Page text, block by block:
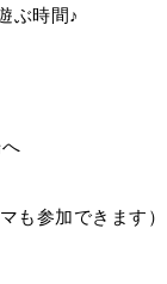
ぶ時間♪
も参加できます）